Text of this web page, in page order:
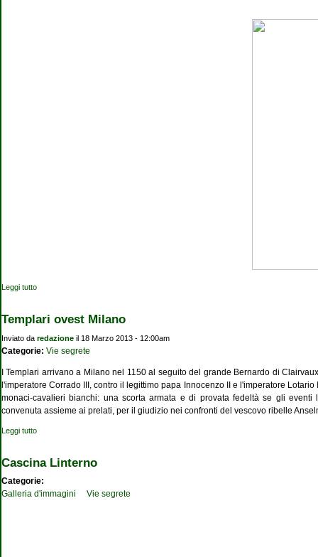
Leggi tutto
Templari ovest Milano
Inviato da redazione il 18 Marzo 2013 - 12:00am
Categorie: Vie segrete
I Templari arrivano a Milano nel 1150 al seguito del grande Bernardo di
l'imperatore Corrado III, contro il legittimo papa Innocenzo II e l'imperatore
monaci-cavalieri bianchi: una scorta armata e di provata fedeltà se gli
convenuta assieme ai prelati, per il giudizio nei confronti del vescovo ribelle
Leggi tutto
Cascina Linterno
Categorie:
Galleria d'immagini
Vie segrete